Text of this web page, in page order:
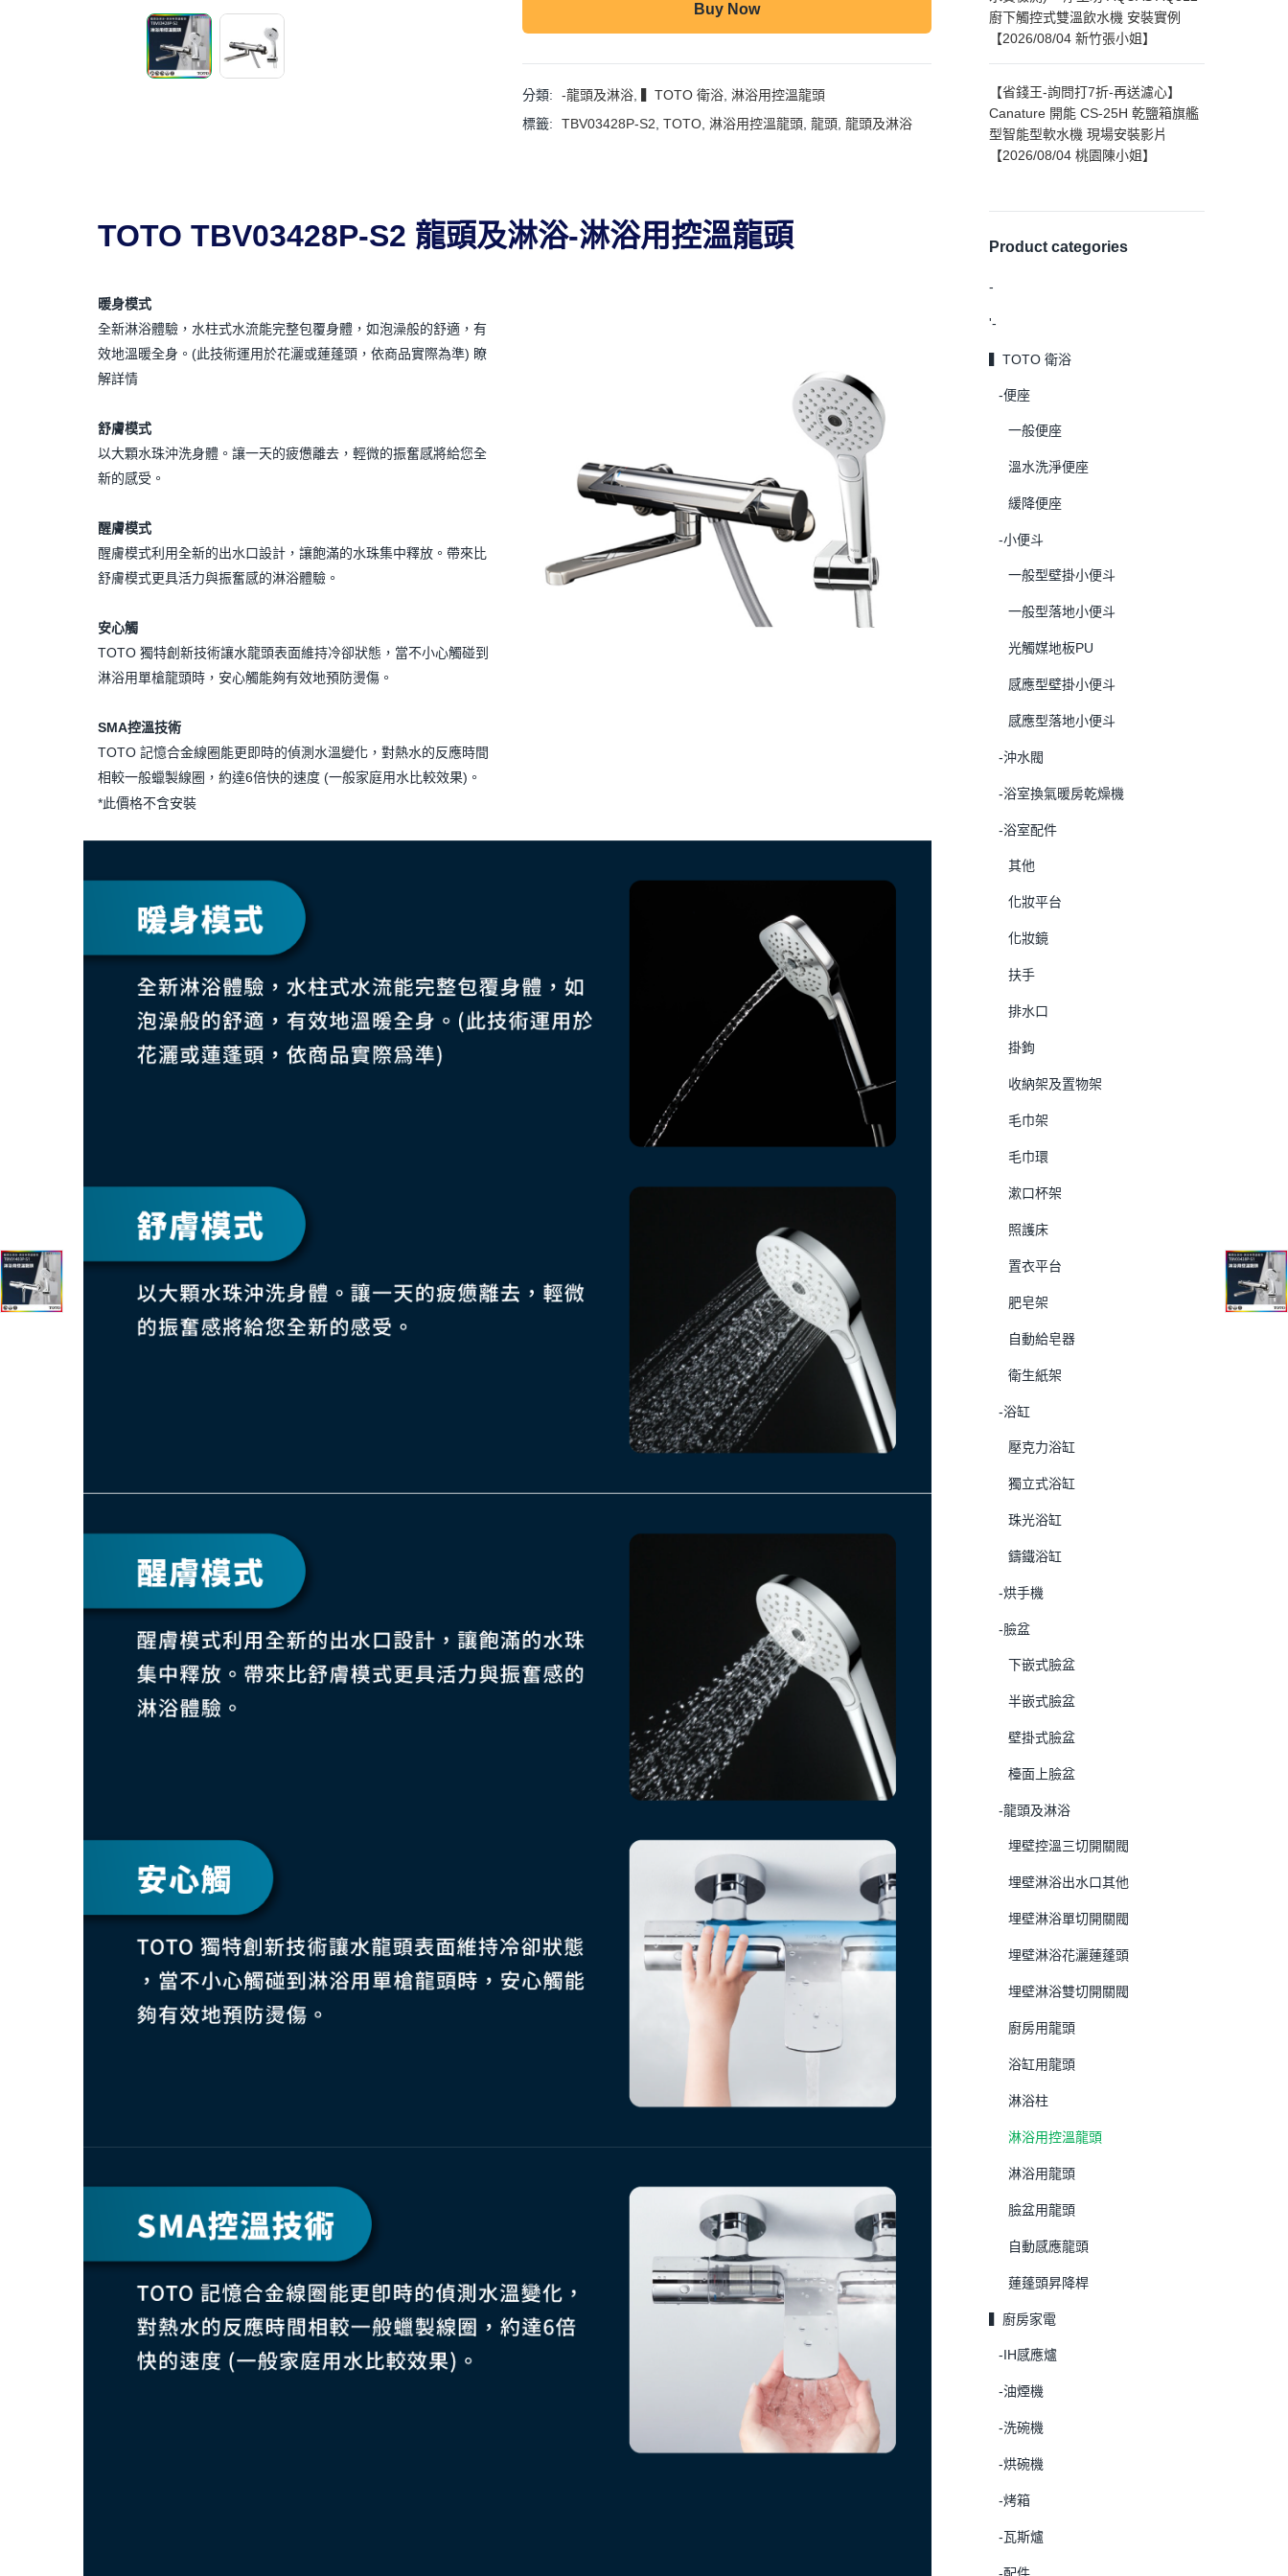
Buy Now
分類: -龍頭及淋浴, ▍TOTO 衛浴, 淋浴用控溫龍頭
標籤:
TBV03428P-S2 TOTO, 淋浴用控溫龍頭, 龍頭, 龍頭及淋浴
TOTO TBV03428P-S2 龍頭及淋浴-淋浴用控溫龍頭
暖身模式
全新淋浴體驗，水柱式水流能完整包覆身體，如泡澡般的舒適，有
效地溫暖全身。(此技術運用於花灑或蓮蓬頭，依商品實際為準) 瞭
解詳情
舒膚模式
以大顆水珠沖洗身體。讓一天的疲憊離去，輕微的振奮感將給您全
新的感受。
醒膚模式
醒膚模式利用全新的出水口設計，讓飽滿的水珠集中釋放。帶來比
舒膚模式更具活力與振奮感的淋浴體驗。
安心觸
TOTO 獨特創新技術讓水龍頭表面維持冷卻狀態，當不小心觸碰到
淋浴用單槍龍頭時，安心觸能夠有效地預防燙傷。
SMA控溫技術
TOTO 記憶合金線圈能更即時的偵測水溫變化，對熱水的反應時間
相較一般蠟製線圈，約達6倍快的速度 (一般家庭用水比較效果)。
*此價格不含安裝
廚下觸控式雙溫飲水機 安裝實例
【2026/08/04 新竹張小姐】
【省錢王-詢問打7折-再送濾心】
Canature 開能 CS-25H 乾鹽箱旗艦
型智能型軟水機 現場安裝影片
【2026/08/04 桃園陳小姐】
Product categories
-
'-
▍TOTO 衛浴
-便座
一般便座
溫水洗淨便座
緩降便座
-小便斗
一般型壁掛小便斗
一般型落地小便斗
光觸媒地板PU
感應型壁掛小便斗
感應型落地小便斗
-沖水閥
-浴室換氣暖房乾燥機
-浴室配件
其他
化妝平台
化妝鏡
扶手
排水口
掛鉤
收納架及置物架
毛巾架
毛巾環
漱口杯架
照護床
置衣平台
肥皂架
自動給皂器
衛生紙架
-浴缸
壓克力浴缸
獨立式浴缸
珠光浴缸
鑄鐵浴缸
-烘手機
-臉盆
下嵌式臉盆
半嵌式臉盆
壁掛式臉盆
檯面上臉盆
-龍頭及淋浴
埋壁控溫三切開關閥
埋壁淋浴出水口其他
埋壁淋浴單切開關閥
埋壁淋浴花灑蓮蓬頭
埋壁淋浴雙切開關閥
廚房用龍頭
浴缸用龍頭
淋浴柱
淋浴用控溫龍頭
淋浴用龍頭
臉盆用龍頭
自動感應龍頭
蓮蓬頭昇降桿
▍廚房家電
-IH感應爐
-油煙機
-洗碗機
-烘碗機
-烤箱
-瓦斯爐